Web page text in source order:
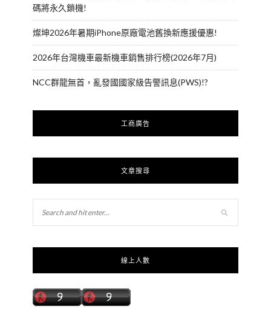
碼將永久鎖機!
燦坤2026年暑期iPhone原廠電池舊換新應援優惠!
2026年台灣機車最新機車銷售排行榜(2026年7月)
NCC群龍無首，亂發國國家級告警訊息(PWS)!?
工商廣告
文章搜尋
線上人數